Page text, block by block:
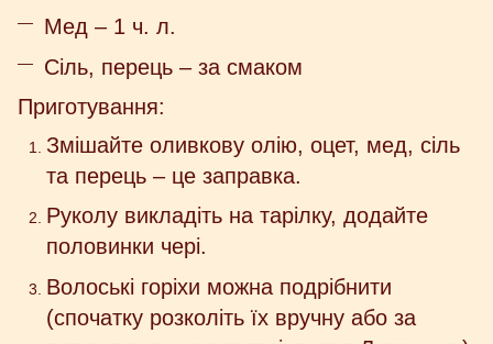
Мед – 1 ч. л.
Сіль, перець – за смаком
Приготування:
Змішайте оливкову олію, оцет, мед, сіль
та перець – це заправка.
Руколу викладіть на тарілку, додайте
половинки чері.
Волоські горіхи можна подрібнити
(спочатку розколіть їх вручну або за